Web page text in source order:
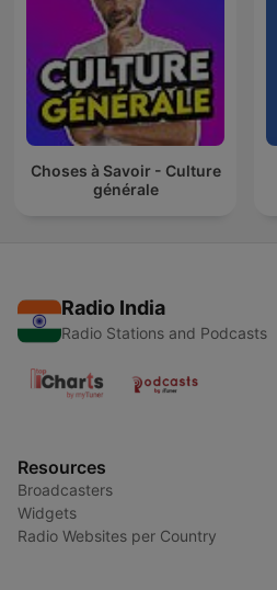
Choses à Savoir - Culture
générale
Radio India
Radio Stations and Podcasts
Resources
Broadcasters
Widgets
Radio Websites per Country